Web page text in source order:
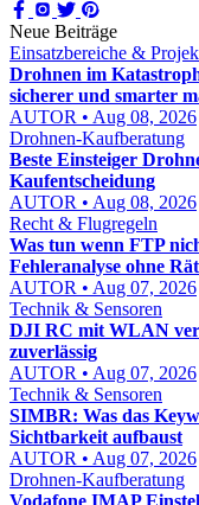
Neue Beiträge
Einsatzbereiche &
Drohnen im
sicherer und smarter
AUTOR • Aug 08, 2026
Drohnen-Kaufberatung
Beste Einsteiger
Kaufentscheidung
AUTOR • Aug 08, 2026
Recht & Flugregeln
Was tun wenn FTP
Fehleranalyse ohne
AUTOR • Aug 07, 2026
Technik & Sensoren
DJI RC mit WLAN
zuverlässig
AUTOR • Aug 07, 2026
Technik & Sensoren
SIMBR: Was das
Sichtbarkeit aufbaust
AUTOR • Aug 07, 2026
Drohnen-Kaufberatung
Vodafone IMAP